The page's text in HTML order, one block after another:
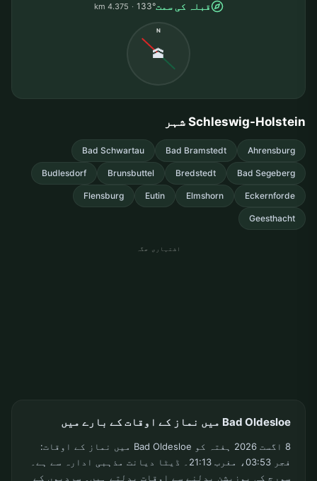
قبلہ کی سمت133°
4.375 km
N
🕋
Schleswig-Holstein شہر
Ahrensburg
Bad Bramstedt
Bad Schwartau
Bad Segeberg
Bredstedt
Brunsbuttel
Budlesdorf
Eckernforde
Elmshorn
Eutin
Flensburg
Geesthacht
اشتہاری جگہ
Bad Oldesloe میں نماز کے اوقات کے بارے میں
8 اگست 2026 ہفتہ کو Bad Oldesloe میں نماز کے اوقات:
فجر 03:53، مغرب 21:13۔ ڈیٹا دیانت مذہبی ادارہ سے ہے۔
سورج کی پوزیشن بدلنے سے اوقات بدلتے ہیں۔ سردیوں کے